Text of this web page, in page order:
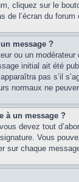
cliquez sur le
de l’écran du
message ?
ou un
initial ait été
pas s’il
normaux ne
à un message ?
devez tout
Vous
chaque